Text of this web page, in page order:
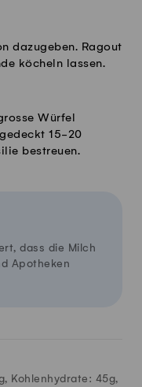
dazugeben. Ragout
köcheln lassen.
Würfel
15-20
bestreuen.
dass die Milch
Apotheken
Kohlenhydrate: 45g,